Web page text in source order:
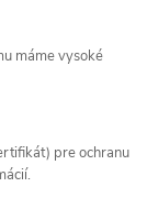
máme vysoké
pre ochranu